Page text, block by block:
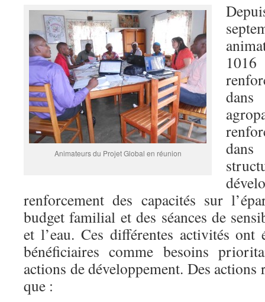
Animateurs du Projet Global en réunion
renforcement des capacités sur
budget familial et des séances de
et l’eau. Ces différentes activités ont
bénéficiaires comme besoins
actions de développement. Des actions
que :